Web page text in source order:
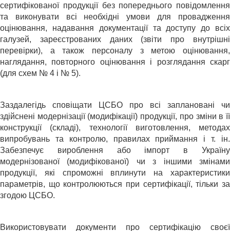
сертифікованої продукції без попереднього повідомлення
та виконувати всі необхідні умови для провадження
оцінювання, надавання документації та доступу до всіх
галузей, зареєстрованих даних (звіти про внутрішні
перевірки), а також персоналу з метою оцінювання,
наглядання, повторного оцінювання і розглядання скарг
(для схем № 4 і № 5).
Заздалегідь сповіщати ЦСБО про всі заплановані чи
здійснені модернізації (модифікації) продукції, про зміни в її
конструкції (складі), технології виготовлення, методах
випробувань та контролю, правилах приймання і т. ін.
Забезпечує вироблення або імпорт в Україну
модернізованої (модифікованої) чи з іншими змінами
продукції, які спроможні вплинути на характеристики
параметрів, що контролюються при сертифікації, тільки за
згодою ЦСБО.
Використовувати документи про сертифікацію своєї